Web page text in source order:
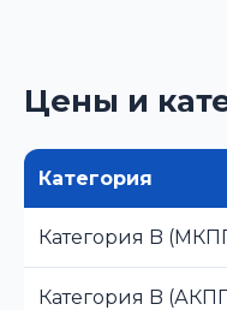
Цены и
Категория
Категория B
Категория B